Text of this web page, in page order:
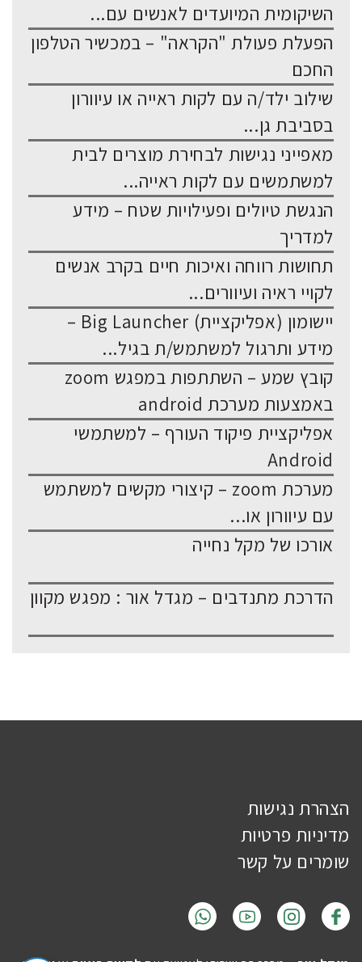
השיקומית המיועדים לאנשים עם...
הפעלת פעולת "הקראה" – במכשיר הטלפון
החכם
שילוב ילד/ה עם לקות ראייה או עיוורון
בסביבת גן...
מאפייני נגישות לבחירת מוצרים לבית
למשתמשים עם לקות ראייה...
הנגשת טיולים ופעילויות שטח – מידע
למדריך
תחושות רווחה ואיכות חיים בקרב אנשים
לקויי ראיה ועיוורים...
יישומון (אפליקציית) Big Launcher –
מידע ותרגול למשתמש/ת בגיל...
קובץ שמע – השתתפות במפגש zoom
באמצעות מערכת android
אפליקציית פיקוד העורף – למשתמשי
Android
מערכת zoom – קיצורי מקשים למשתמש
עם עיוורון או...
אורכו של מקל נחייה
הדרכת מתנדבים – מגדל אור : מפגש מקוון
הצהרת נגישות
מדיניות פרטיות
שומרים על קשר